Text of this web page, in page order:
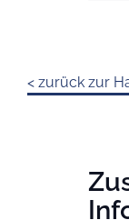
< zurück zur